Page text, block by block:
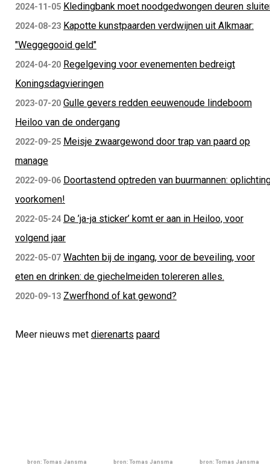
2024-11-05 Kledingbank moet noodgedwongen deuren
2024-08-23 Kapotte kunstpaarden verdwijnen uit Alkmaar:
"Weggegooid geld"
2024-04-20 Regelgeving voor evenementen bedreigt
Koningsdagvieringen
2023-07-20 Gulle gevers redden eeuwenoude lindeboom
Heiloo van de ondergang
2022-09-25 Meisje zwaargewond door trap van paard op
manage
2022-09-06 Doortastend optreden van buurmannen:
voorkomen!
2022-05-24 De ’ja-ja sticker’ komt er aan in Heiloo, voor
volgend jaar
2022-05-07 Wachten bij de ingang, voor de beveiling, voor
eten en drinken: de giechelmeiden tolereren alles.
2020-09-13 Zwerfhond of kat gewond?
Meer nieuws met dierenarts paard
bron: Tomas Jansma bron: Tomas Jansma bron: Tomas Jansma